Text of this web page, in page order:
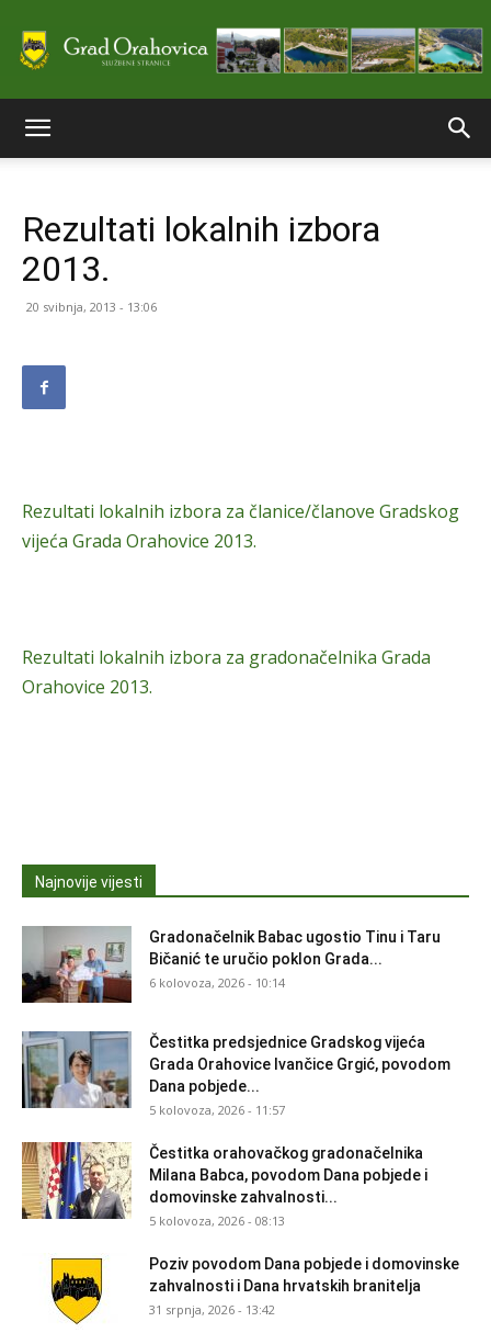
stranice
Rezultati lokalnih izbora
2013.
20 svibnja, 2013 - 13:06
Rezultati lokalnih izbora za članice/članove Gradskog
vijeća Grada Orahovice 2013.
Rezultati lokalnih izbora za gradonačelnika Grada
Orahovice 2013.
Najnovije vijesti
Gradonačelnik Babac ugostio Tinu i Taru
Bičanić te uručio poklon Grada...
6 kolovoza, 2026 - 10:14
Čestitka predsjednice Gradskog vijeća
Grada Orahovice Ivančice Grgić, povodom
Dana pobjede...
5 kolovoza, 2026 - 11:57
Čestitka orahovačkog gradonačelnika
Milana Babca, povodom Dana pobjede i
domovinske zahvalnosti...
5 kolovoza, 2026 - 08:13
Poziv povodom Dana pobjede i domovinske
zahvalnosti i Dana hrvatskih branitelja
31 srpnja, 2026 - 13:42